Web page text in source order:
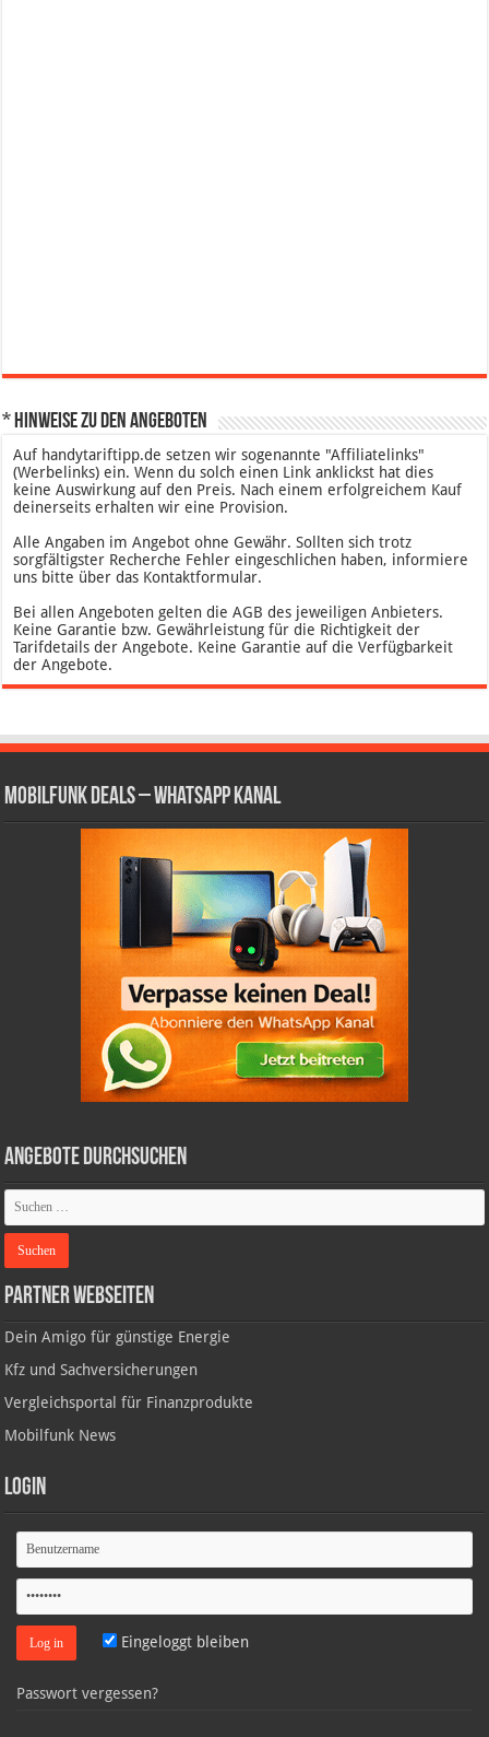
* Hinweise zu den Angeboten
Auf handytariftipp.de setzen wir sogenannte "Affiliatelinks"
(Werbelinks) ein. Wenn du solch einen Link anklickst hat dies
keine Auswirkung auf den Preis. Nach einem erfolgreichem Kauf
deinerseits erhalten wir eine Provision.
Alle Angaben im Angebot ohne Gewähr. Sollten sich trotz
sorgfältigster Recherche Fehler eingeschlichen haben, informiere
uns bitte über das Kontaktformular.
Bei allen Angeboten gelten die AGB des jeweiligen Anbieters.
Keine Garantie bzw. Gewährleistung für die Richtigkeit der
Tarifdetails der Angebote. Keine Garantie auf die Verfügbarkeit
der Angebote.
Mobilfunk Deals – WhatsApp Kanal
Angebote durchsuchen
Partner Webseiten
Dein Amigo für günstige Energie
Kfz und Sachversicherungen
Vergleichsportal für Finanzprodukte
Mobilfunk News
Login
Eingeloggt bleiben
Passwort vergessen?